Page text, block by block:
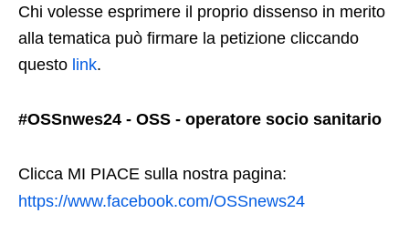
Chi volesse esprimere il proprio dissenso in merito
alla tematica può firmare la petizione cliccando
questo link.
#OSSnwes24 - OSS - operatore socio sanitario
Clicca MI PIACE sulla nostra pagina:
https://www.facebook.com/OSSnews24